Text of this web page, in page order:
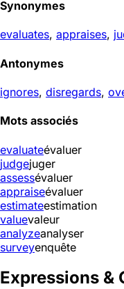
Synonymes
evaluates, appraises,
Antonymes
ignores, disregards,
Mots associés
evaluateévaluer
judgejuger
assessévaluer
appraiseévaluer
estimateestimation
valuevaleur
analyzeanalyser
surveyenquête
Expressions &